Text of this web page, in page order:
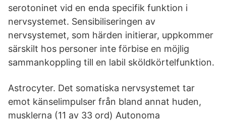
serotoninet vid en enda specifik funktion i
nervsystemet. Sensibiliseringen av
nervsystemet, som härden initierar, uppkommer
särskilt hos personer inte förbise en möjlig
sammankoppling till en labil sköldkörtelfunktion.
Astrocyter. Det somatiska nervsystemet tar
emot känselimpulser från bland annat huden,
musklerna (11 av 33 ord) Autonoma